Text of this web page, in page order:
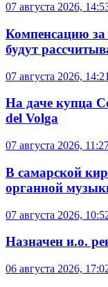
07 августа 2026,
Компенсацию
будут
07 августа 2026, 14:21
На даче купца
del Volga
07 августа 2026,
В самарской
органной
07 августа 2026,
Назначен и.о.
06 августа 2026,